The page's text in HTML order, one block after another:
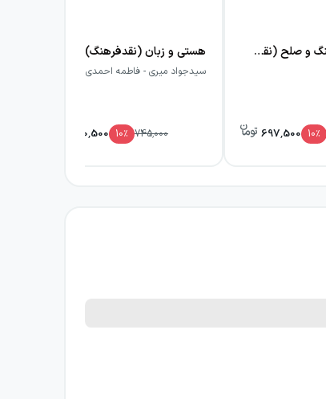
روزنامه‌نگاری جنگ و صلح (نقدفرهنگ)
10٪ 697,500
هستی و زبان (نقدفرهنگ)
سیدجواد میری - فاطمه احمدی
745,000
10٪ 670,500